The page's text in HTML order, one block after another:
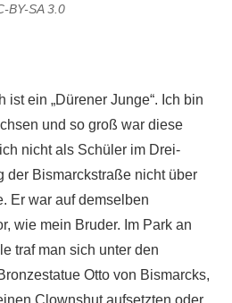
BY-SA 3.0
ist ein „Dürener Junge“. Ich bin
und so groß war diese
nicht als Schüler im Drei-
der Bismarckstraße nicht über
Er war auf demselben
wie mein Bruder. Im Park an
traf man sich unter den
Otto von Bismarcks,
Clownshut aufsetzten oder